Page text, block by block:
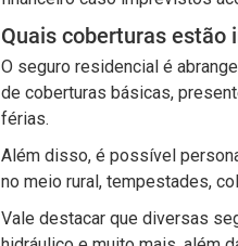
Quais coberturas estão
O seguro residencial é
de coberturas básicas,
férias.
Além disso, é possível
no meio rural, tempestades,
Vale destacar que diversas